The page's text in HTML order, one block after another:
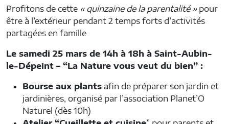
Profitons de cette « quinzaine de la parentalité »pour
être à l’extérieur pendant 2 temps forts d’activités
partagées en famille
Le samedi 25 mars de 14h à 18h à Saint-Aubin-
le-Dépeint – “La Nature vous veut du bien” :
Bourse aux plants afin de préparer son jardin et
jardinières, organisé par l’association Planet’O
Naturel (dès 10h)